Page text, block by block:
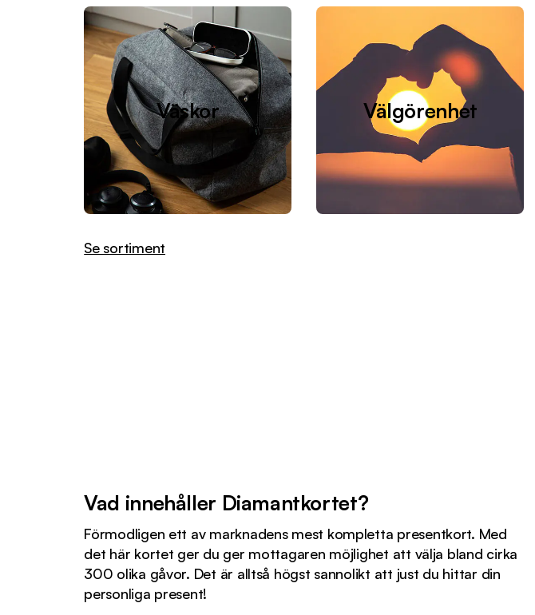
Väskor Välgörenhet
Se sortiment
Vad innehåller Diamantkortet?
Förmodligen ett av marknadens mest kompletta presentkort. Med
det här kortet ger du ger mottagaren möjlighet att välja bland cirka
300 olika gåvor. Det är alltså högst sannolikt att just du hittar din
personliga present!